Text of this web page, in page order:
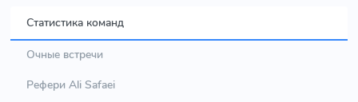
Статистика команд
Очные встречи
Рефери Ali Safaei